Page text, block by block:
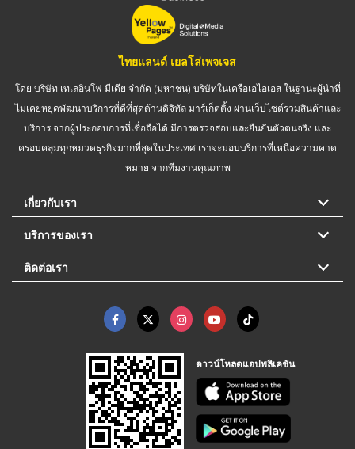
ไทยแลนด์ เยลโล่เพจเจส
โดย บริษัท เทเลอินโฟ มีเดีย จำกัด (มหาชน) บริษัทในเครือเอไอเอส ในฐานะผู้นำที่
ไม่เคยหยุดพัฒนาบริการที่ดีที่สุดด้านดิจิทัล มาร์เก็ตติ้ง ผ่านเว็บไซต์รวมสินค้าและ
บริการ จากผู้ประกอบการที่เชื่อถือได้ มีการตรวจสอบและยืนยันตัวตนจริง และ
ครอบคลุมทุกหมวดธุรกิจมากที่สุดในประเทศ เราจะมอบบริการที่เหนือความคาด
หมาย จากทีมงานคุณภาพ
เกี่ยวกับเรา
บริการของเรา
ติดต่อเรา
ดาวน์โหลดแอปพลิเคชัน